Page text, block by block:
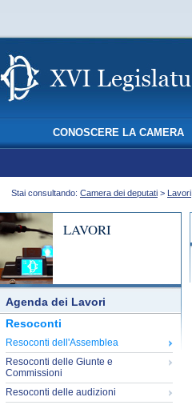
CONOSCERE LA CAMERA
Stai consultando: Camera dei deputati > Lavori
LAVORI
Agenda dei Lavori
Resoconti
Resoconti dell'Assemblea
Resoconti delle Giunte e
Commissioni
Resoconti delle audizioni